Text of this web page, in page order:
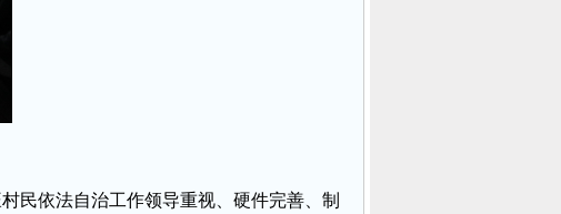
依法自治工作领导重视、硬件完善、制